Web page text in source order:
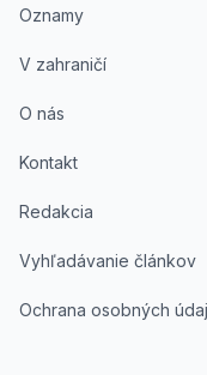
Oznamy
V zahraničí
O nás
Kontakt
Redakcia
Vyhľadávanie článkov
Ochrana osobných